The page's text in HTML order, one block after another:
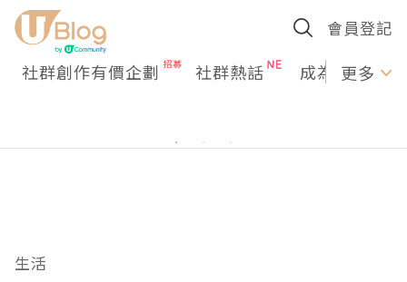
會員登記
社群創作有價企劃 社群熱話 成為U更多
生活